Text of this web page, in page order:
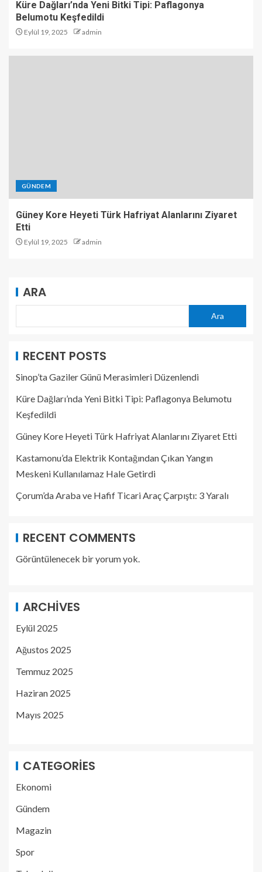
Küre Dağları’nda Yeni Bitki Tipi: Paflagonya
Belumotu Keşfedildi
Eylül 19, 2025 admin
GÜNDEM
Güney Kore Heyeti Türk Hafriyat Alanlarını Ziyaret
Etti
Eylül 19, 2025 admin
ARA
Ara
RECENT POSTS
Sinop’ta Gaziler Günü Merasimleri Düzenlendi
Küre Dağları’nda Yeni Bitki Tipi: Paflagonya Belumotu
Keşfedildi
Güney Kore Heyeti Türk Hafriyat Alanlarını Ziyaret Etti
Kastamonu’da Elektrik Kontağından Çıkan Yangın
Meskeni Kullanılamaz Hale Getirdi
Çorum’da Araba ve Hafif Ticari Araç Çarpıştı: 3 Yaralı
RECENT COMMENTS
Görüntülenecek bir yorum yok.
ARCHIVES
Eylül 2025
Ağustos 2025
Temmuz 2025
Haziran 2025
Mayıs 2025
CATEGORIES
Ekonomi
Gündem
Magazin
Spor